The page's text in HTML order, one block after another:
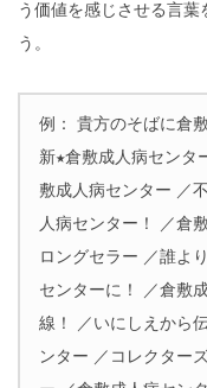
う価値を感じさせる言葉
う。
例： 貴方のそばに倉
新★倉敷成人病センタ
敷成人病センター ／
人病センター！ ／倉
ロングセラー ／誰よ
センターに！ ／倉敷
線！ ／いにしえから
ンター ／コレクター